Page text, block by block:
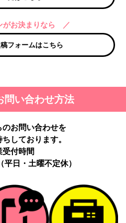
お決まりなら ／
フォームはこちら
問い合わせ方法
のお問い合わせを
しております。
受付時間
日・土曜不定休）